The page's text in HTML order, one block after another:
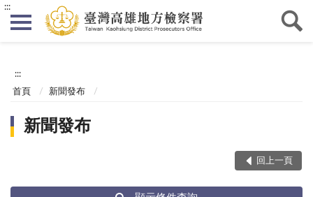
:::
:::
首頁 新聞發布
新聞發布
回上一頁